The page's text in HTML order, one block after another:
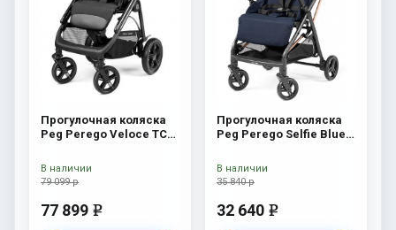
Прогулочная коляска
Peg Perego Veloce TC
79 099 р
77 899 e
В наличии
Прогулочная коляска
Peg Perego Selfie Blue
35 840 р
32 640 e
В наличии